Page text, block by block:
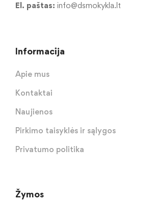
El. paštas: info@dsmokykla.lt
Informacija
Apie mus
Kontaktai
Naujienos
Pirkimo taisyklės ir sąlygos
Privatumo politika
Žymos